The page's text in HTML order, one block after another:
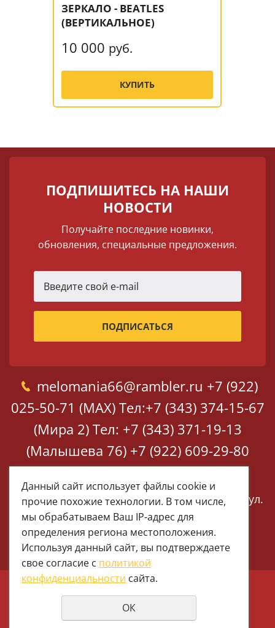
ЗЕРКАЛО - BEATLES
(ВЕРТИКАЛЬНОЕ)
10 000 руб.
КУПИТЬ
ПОДПИШИТЕСЬ НА НАШИ
НОВОСТИ
Получайте последние новинки,
обновления, специальные предложения.
melomania66@rambler.ru +7 (922)
025-50-71 (MAX) Тел:+7 (343) 374-15-67
(Мира 2) Тел: +7 (343) 371-19-13
(Малышева 76) +7 (922) 609-29-80
(MAX)
Екатеринбург, ул. Мира 2
Екатеринбург, ул.
Малышева 76
© 1997 - 2026 Меломания
Политика конфиденциальности
Данный сайт использует файлы cookie и
прочие похожие технологии. В том числе,
мы обрабатываем Ваш IP-адрес для
определения региона местоположения.
Используя данный сайт, вы подтверждаете
свое согласие с политикой
конфиденциальности сайта.
ОК